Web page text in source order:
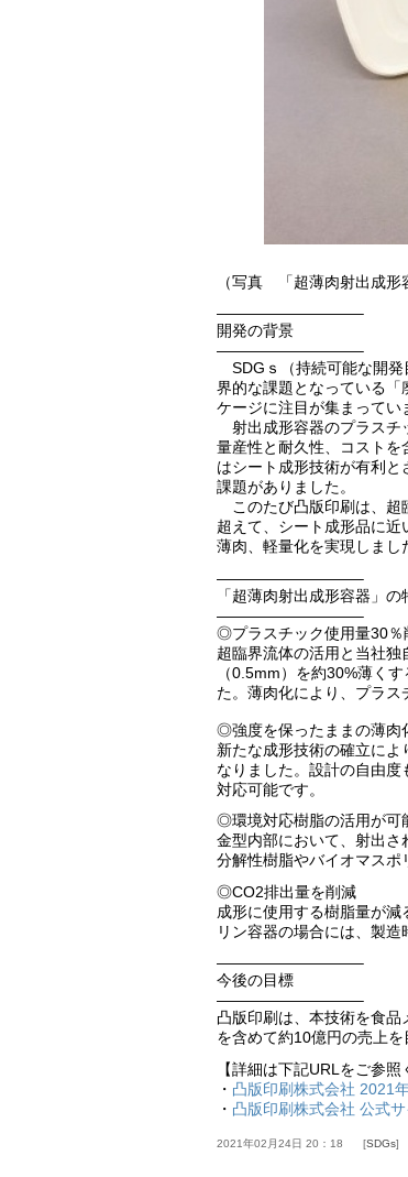
（写真 「超薄肉射出成
—————————–
開発の背景
—————————–
SDGｓ（持続可能な開発
界的な課題となっている「
ケージに注目が集まってい
射出成形容器のプラスチ
量産性と耐久性、コストを
はシート成形技術が有利
課題がありました。
このたび凸版印刷は、超
超えて、シート成形品に近
薄肉、軽量化を実現しまし
—————————–
「超薄肉射出成形容器」の
—————————–
◎プラスチック使用量30％
超臨界流体の活用と当社
（0.5mm）を約30%薄く
た。薄肉化により、プラス
◎強度を保ったままの薄肉
新たな成形技術の確立に
なりました。設計の自由
対応可能です。
◎環境対応樹脂の活用が可
金型内部において、射出
分解性樹脂やバイオマスポ
◎CO2排出量を削減
成形に使用する樹脂量が
リン容器の場合には、製造
—————————–
今後の目標
—————————–
凸版印刷は、本技術を食
を含めて約10億円の売上を
【詳細は下記URLをご参照
・ 凸版印刷株式会社 2021
・ 凸版印刷株式会社 公式サ
2021年02月24日 20：18 SDGs